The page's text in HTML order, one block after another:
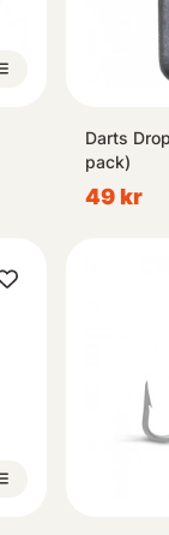
Darts
pack)
49 kr